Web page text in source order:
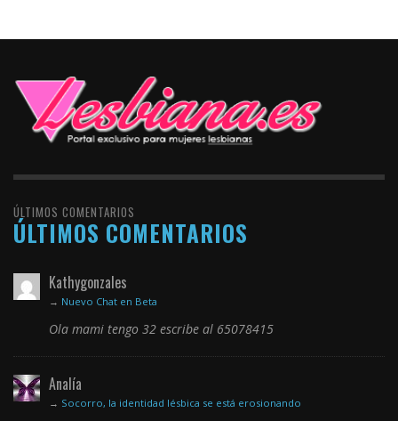
ÚLTIMOS COMENTARIOS
ÚLTIMOS COMENTARIOS
Kathygonzales
→ Nuevo Chat en Beta
Ola mami tengo 32 escribe al 65078415
Analía
→ Socorro, la identidad lésbica se está erosionando